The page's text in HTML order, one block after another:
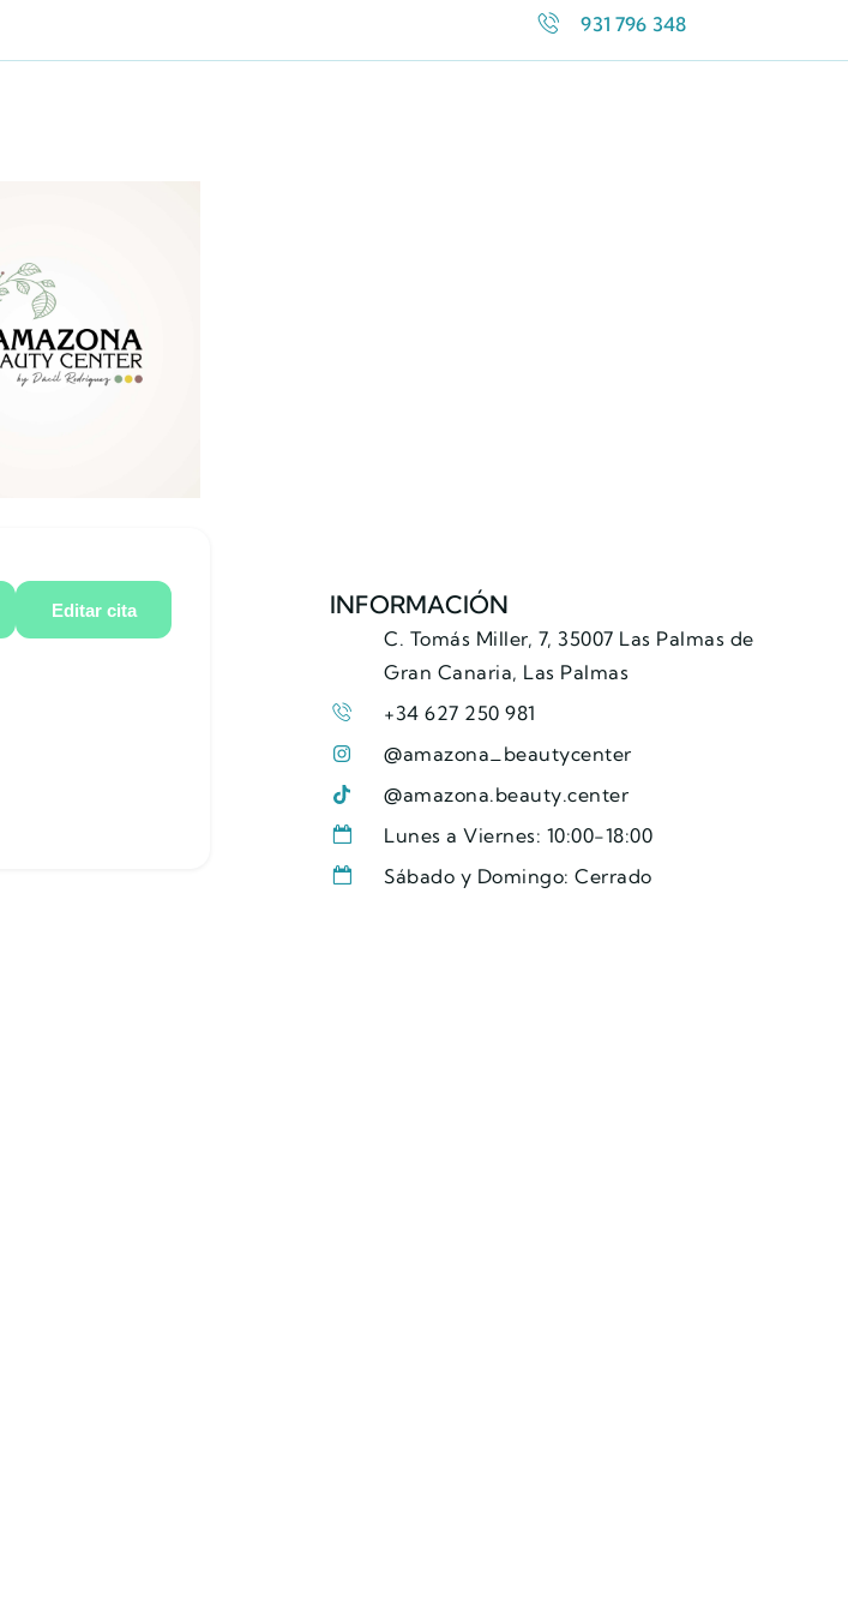
931 796 348
INFORMACIÓN
C. Tomás Miller, 7, 35007 Las Palmas de
Gran Canaria, Las Palmas
+34 627 250 981
@amazona_beautycenter
@amazona.beauty.center
Lunes a Viernes: 10:00-18:00
Sábado y Domingo: Cerrado